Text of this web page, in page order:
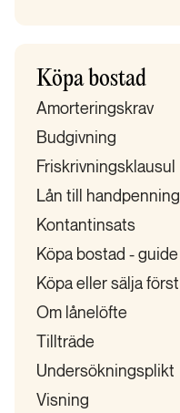
Köpa bostad
Amorteringskrav
Budgivning
Friskrivningsklausul
Lån till handpenning
Kontantinsats
Köpa bostad - guide
Köpa eller sälja först
Om lånelöfte
Tillträde
Undersökningsplikt
Visning